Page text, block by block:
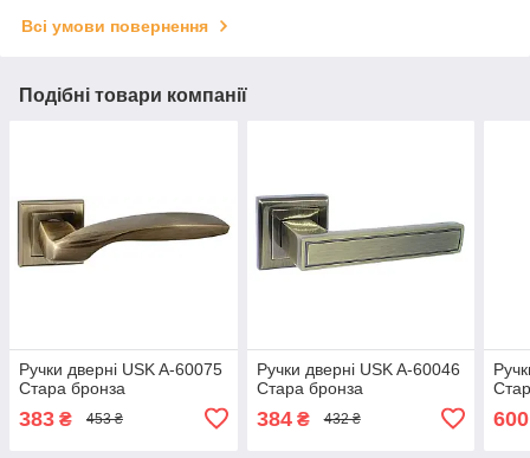
Всі умови повернення
Подібні товари компанії
Ручки дверні USK A-60075
Стара бронза
383 ₴ 453 ₴
Ручки дверні USK A-60046
Стара бронза
384₴ 432 ₴ 600